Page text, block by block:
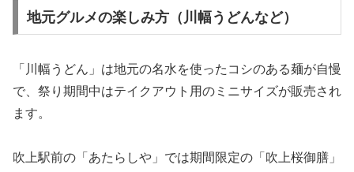
地元グルメの楽しみ方（川幅うどんなど）
「川幅うどん」は地元の名水を使ったコシのある麺が自慢
で、祭り期間中はテイクアウト用のミニサイズが販売され
ます。
吹上駅前の「あたらしや」では期間限定の「吹上桜御膳」